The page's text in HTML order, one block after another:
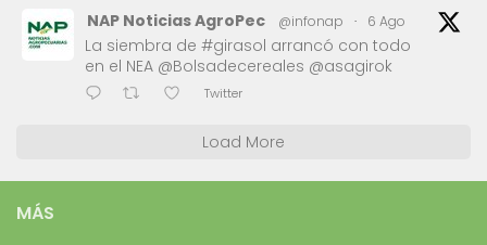
NAP Noticias AgroPec @infonap · 6 Ago
La siembra de #girasol arrancó con todo
en el NEA @Bolsadecereales @asagirok
Twitter
Load More
MÁS